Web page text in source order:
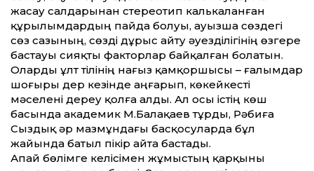
жасау салдарынан стереотип калькаланған
құрылымдардың пайда болуы, ауызша сөздегі
сөз сазының, сөзді дұрыс айту әуезділігінің өзгере
бастауы сияқты факторлар байқалған болатын.
Оларды ұлт тілінің нағыз қамқоршысы – ғалымдар
шоғыры дер кезінде аңғарып, көкейкесті
мәселені дереу қолға алды. Ал осы істің көш
басында академик М.Балақаев тұрды, Рәбиға
Сыздық әр мазмұндағы басқосуларда бұл
жайында батыл пікір айта бастады.
Апай бөлімге келісімен жұмыстың қарқыны